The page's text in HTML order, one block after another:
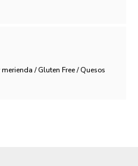
/ Gluten Free / Quesos